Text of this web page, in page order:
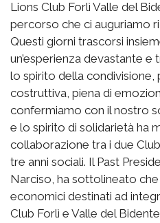
Lions Club Forlì Valle del
percorso che ci auguriamo
Questi giorni trascorsi
un’esperienza devastante e
lo spirito della condivisione,
costruttiva, piena di
confermiamo con il nostro
e lo spirito di solidarietà ha
collaborazione tra i due
tre anni sociali. Il Past
Narciso, ha sottolineato
economici destinati ad
Club Forlì e Valle del